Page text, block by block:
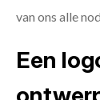
van ons alle
Een